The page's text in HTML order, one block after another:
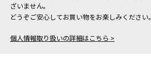
ざいません。
どうぞご安心してお買い物をお楽しみください。
個人情報取り扱いの詳細はこちら >